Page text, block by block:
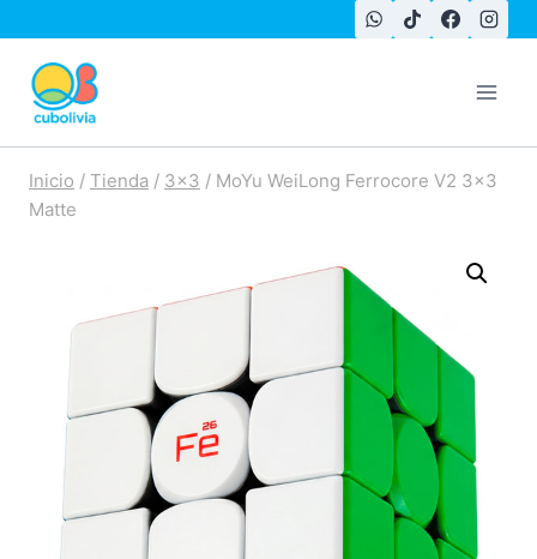
contenido
Inicio / Tienda / 3x3 / MoYu WeiLong Ferrocore V2 3×3
Matte